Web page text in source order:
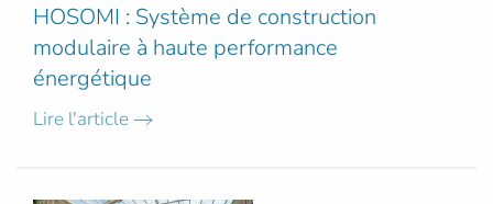
HOSOMI : Système de construction
modulaire à haute performance
énergétique
Lire l'article